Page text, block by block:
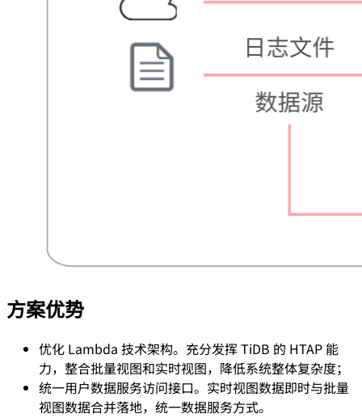
方案优势
优化 Lambda 技术架构。充分发挥 TiDB 的 HTAP 能
力，整合批量视图和实时视图，降低系统整体复杂度；
统一用户数据服务访问接口。实时视图数据即时与批量
视图数据合并落地，统一数据服务方式。